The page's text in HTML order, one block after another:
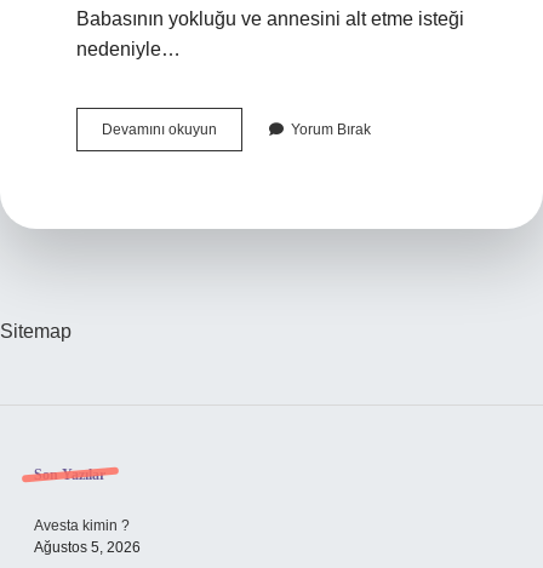
Babasının yokluğu ve annesini alt etme isteği
nedeniyle…
Devamını okuyun Matmazelin
Eşi
Yorum Bırak
Sitemap
Sidebar
Son Yazılar
Avesta kimin ?
Ağustos 5, 2026